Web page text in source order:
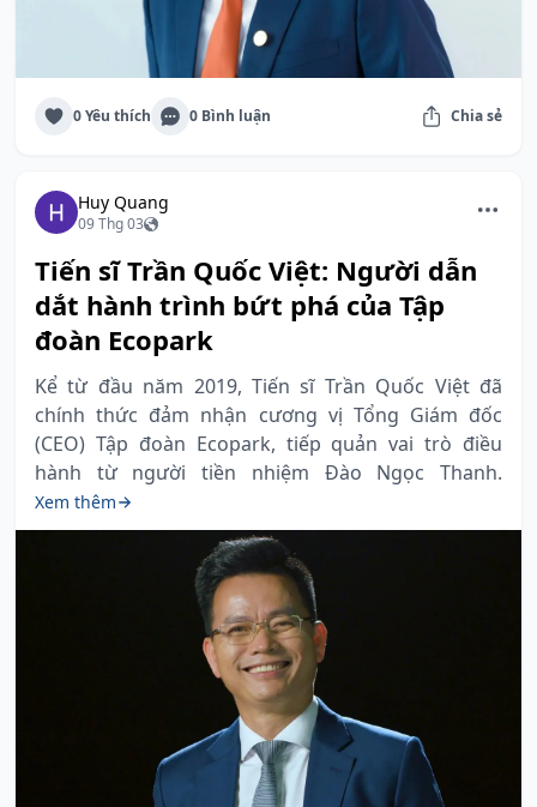
0 Yêu thích 0 Bình luận Chia sẻ
Huy Quang
09 Thg 03
Tiến sĩ Trần Quốc Việt: Người dẫn
dắt hành trình bứt phá của Tập
đoàn Ecopark
Kể từ đầu năm 2019, Tiến sĩ Trần Quốc Việt đã
chính thức đảm nhận cương vị Tổng Giám đốc
(CEO) Tập đoàn Ecopark, tiếp quản vai trò điều
hành từ người tiền nhiệm Đào Ngọc Thanh.
Xem thêm